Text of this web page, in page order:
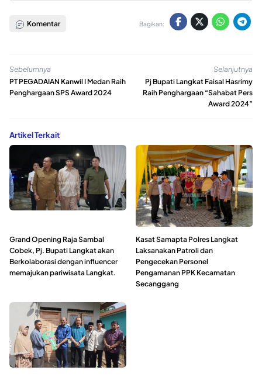
Komentar Bagikan:
Sebelumnya
PT PEGADAIAN Kanwil I Medan Raih
Penghargaan SPS Award 2024
Selanjutnya
Pj Bupati Langkat Faisal Hasrimy
Raih Penghargaan “Sahabat Pers
Award 2024”
Artikel Terkait
Grand Opening Raja Sambal
Cobek, Pj. Bupati Langkat akan
Berkolaborasi dengan influencer
memajukan pariwisata Langkat.
Kasat Samapta Polres Langkat
Laksanakan Patroli dan
Pengecekan Personel
Pengamanan PPK Kecamatan
Secanggang